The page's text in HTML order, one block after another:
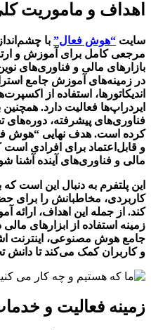
اهداف و ماموریت
سایت “هوش فعال” با
مرجعی کامل برای آموزش و
بازارهای مالی و فناوری‌های
در زمینه‌های آموزش جامع
اندیکاتورها، استفاده از
ایردراپ‌ها فعالیت دارد.
فناوری‌های پیشرفته،
کرده است. هدف نهایی “هوش
و قابل‌اعتماد برای افرادی
مالی و فناوری‌های آینده آشنا
این پلتفرم به دنبال این است
کاربردی، مخاطبانش را برای
کند. از جمله این اهداف، ارائه
زمینه استفاده از ابزارهای
جامع هوش مصنوعی، اینترنت
و کاربران کمک می‌کند تا دانش
زمینه فعالیت و